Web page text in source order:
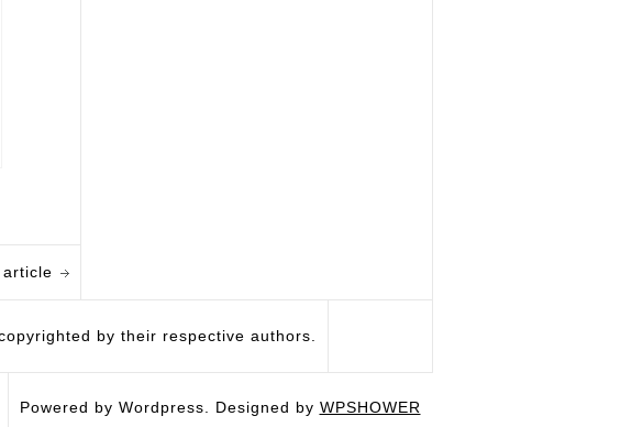
article
by their respective authors.
Powered by Wordpress. Designed by WPSHOWER